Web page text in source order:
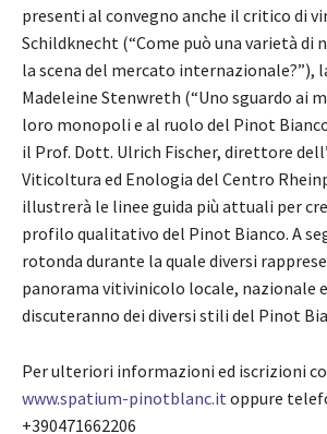
presenti al convegno anche il critico di
Schildknecht (“Come può una varietà di
la scena del mercato internazionale?”),
Madeleine Stenwreth (“Uno sguardo ai
loro monopoli e al ruolo del Pinot
il Prof. Dott. Ulrich Fischer, direttore
Viticoltura ed Enologia del Centro
illustrerà le linee guida più attuali per
profilo qualitativo del Pinot Bianco. A
rotonda durante la quale diversi
panorama vitivinicolo locale, nazionale
discuteranno dei diversi stili del Pinot
Per ulteriori informazioni ed iscrizioni
www.spatium-pinotblanc.it oppure
+390471662206